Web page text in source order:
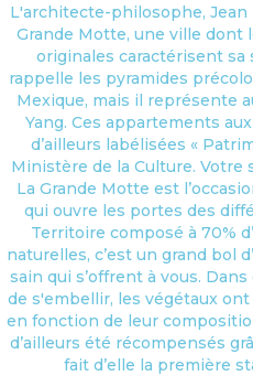
L'architecte-philosophe, Jean
Grande Motte, une ville dont
originales caractérisent
rappelle les pyramides
Mexique, mais il représente
Yang. Ces appartements
d’ailleurs labélisées «
Ministère de la Culture. Votre
La Grande Motte est
qui ouvre les portes des
Territoire composé à 70%
naturelles, c’est un grand bol
sain qui s’offrent à vous.
de s'embellir, les végétaux
en fonction de leur
d’ailleurs été récompensés
fait d’elle la première